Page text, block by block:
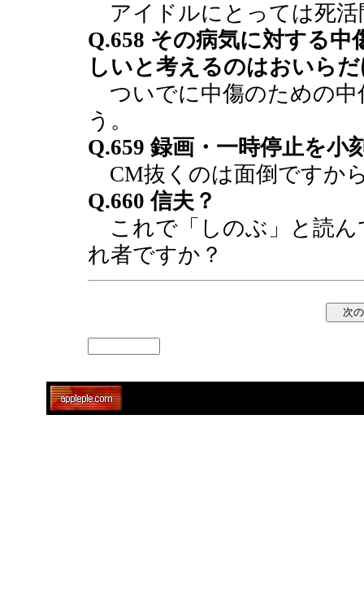
アイドルにとっては死活
Q.658 その病気に対する
しいと考えるのはおいら
ついでに中傷のための中
う。
Q.659 録画・一時停止を小
CM抜くのは面倒ですか
Q.660 信夫？
これで「しのぶ」と読ん
れ者ですか？